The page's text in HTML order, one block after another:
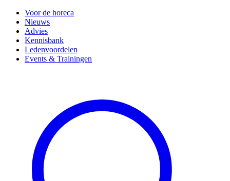
Voor de horeca
Nieuws
Advies
Kennisbank
Ledenvoordelen
Events & Trainingen